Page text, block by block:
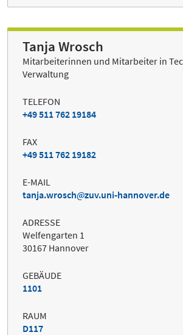
Tanja Wrosch
Mitarbeiterinnen und Mitarbeiter in
Verwaltung
TELEFON
+49 511 762 19184
FAX
+49 511 762 19182
E-MAIL
tanja.wrosch
zuv.uni-hannover.de
ADRESSE
Welfengarten 1
30167 Hannover
GEBÄUDE
1101
RAUM
D117